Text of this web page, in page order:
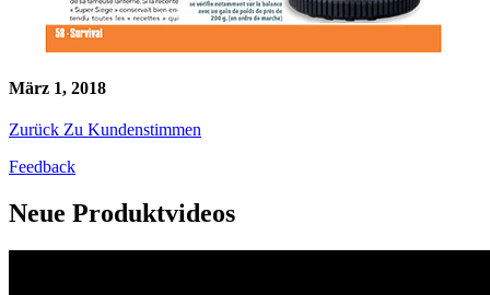
März 1, 2018
Zurück Zu Kundenstimmen
Feedback
Neue Produktvideos